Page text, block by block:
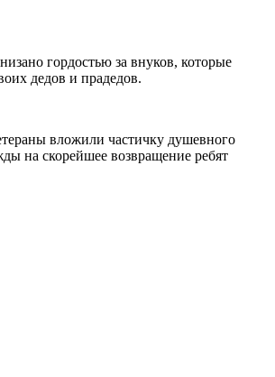
гордостью за внуков, которые
дедов и прадедов.
вложили частичку душевного
на скорейшее возвращение ребят